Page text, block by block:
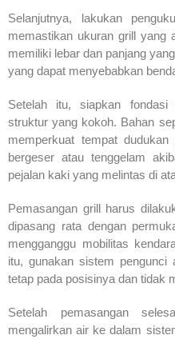
Selanjutnya, lakukan
memastikan ukuran grill yang
memiliki lebar dan panjang
yang dapat menyebabkan
Setelah itu, siapkan fondasi
struktur yang kokoh. Bahan
memperkuat tempat
bergeser atau tenggelam
pejalan kaki yang melintas di
Pemasangan grill harus
dipasang rata dengan
mengganggu mobilitas
itu, gunakan sistem pengunci
tetap pada posisinya dan tidak
Setelah pemasangan
mengalirkan air ke dalam